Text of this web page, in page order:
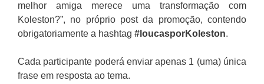
melhor amiga merece uma transformação com
Koleston?”, no próprio post da promoção, contendo
obrigatoriamente a hashtag #loucasporKoleston.
Cada participante poderá enviar apenas 1 (uma) única
frase em resposta ao tema.